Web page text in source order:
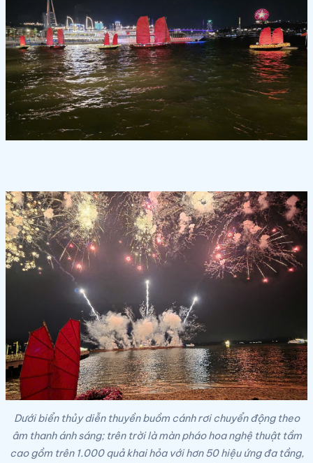
Dưới biển thủy diễn thuyền buồm cánh rơi chuyển động theo
âm thanh ánh sáng; trên trời là màn pháo hoa nghệ thuật tầm
cao gồm trên 1.000 quả khai hỏa với hơn 50 hiệu ứng đa tầng,